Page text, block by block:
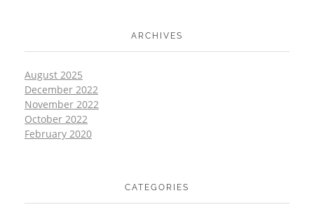
ARCHIVES
August 2025
December 2022
November 2022
October 2022
February 2020
CATEGORIES